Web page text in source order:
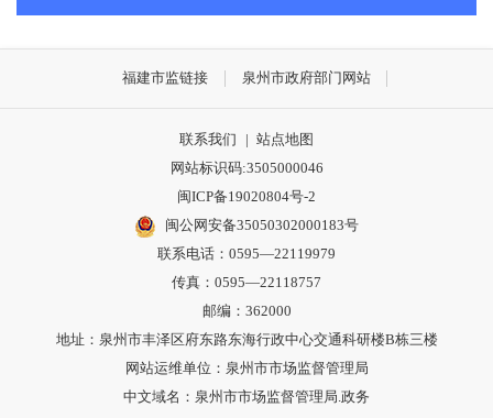
福建市监链接 泉州市政府部门网站
联系我们 | 站点地图
网站标识码:3505000046
闽ICP备19020804号-2
闽公网安备35050302000183号
联系电话：0595—22119979
传真：0595—22118757
邮编：362000
地址：泉州市丰泽区府东路东海行政中心交通科研楼B栋三楼
网站运维单位：泉州市市场监督管理局
中文域名：泉州市市场监督管理局.政务